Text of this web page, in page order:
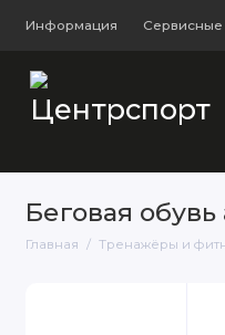
Информация Сервисные
Беговая
Главная Тренажёры и